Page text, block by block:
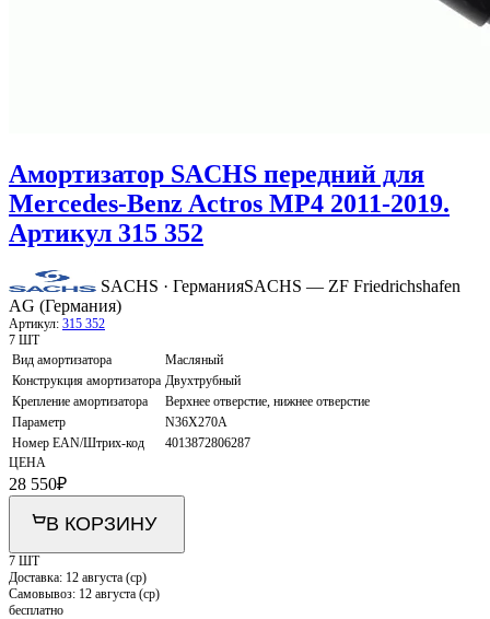
Амортизатор SACHS передний для
Mercedes-Benz Actros MP4 2011-2019.
Артикул 315 352
SACHS · ГерманияSACHS — ZF Friedrichshafen
AG (Германия)
Артикул: 315 352
7 ШТ
Вид амортизатора
Масляный
Конструкция амортизатора Двухтрубный
Крепление амортизатора
Верхнее отверстие, нижнее отверстие
Параметр
N36X270A
Номер EAN/Штрих-код
4013872806287
ЦЕНА
28 550₽
В КОРЗИНУ
7 ШТ
Доставка: 12 августа (ср)
Самовывоз: 12 августа (ср)
бесплатно